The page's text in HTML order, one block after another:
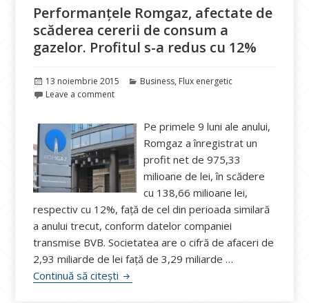
Performanţele Romgaz, afectate de
scăderea cererii de consum a
gazelor. Profitul s-a redus cu 12%
Publicat
pe
13 noiembrie 2015 Categorii
Business, Flux energetic
Leave a comment
Pe primele 9 luni ale anului,
Romgaz a înregistrat un
profit net de 975,33
milioane de lei, în scădere
cu 138,66 milioane lei,
respectiv cu 12%, faţă de cel din perioada similară
a anului trecut, conform datelor companiei
transmise BVB. Societatea are o cifră de afaceri de
2,93 miliarde de lei față de 3,29 miliarde …
Continuă să citești Performanţele Romgaz, afectate de